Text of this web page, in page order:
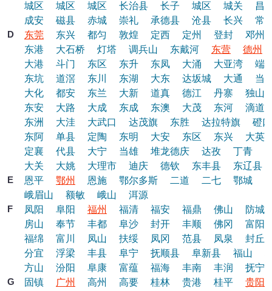
城区
城区 城区 长治县 长子 城区 城关
昌
成安
磁县 赤城 崇礼 承德县 沧县 长兴
常
D
东莞 东兴 都匀 敦煌 定西 定州 登封
邓州
东港
大石桥 灯塔 调兵山 东戴河 东营
德州
大港
斗门 东区 东升 东凤 大涌 大亚湾
端
东坑
道滘 东川 东湖 大东 达坂城 大通
当
大化
都安 东兰 大新 道真 德江 丹寨
独山
东安
大路 大成 东成 东澳 大茂 东河
滴道
东洲
大洼 大武口 达茂旗 东胜 达拉特旗
磴口
东阿
单县 定陶 东明 大安 东区 东兴
大英
定襄
代县 大宁 当雄 堆龙德庆 达孜 丁青
大关
大姚 大理市 迪庆 德钦 东丰县
东辽县
E
恩平 鄂州 恩施 鄂尔多斯 二道 二七 鄂城
峨眉山
额敏 峨山
洱源
F
凤阳 阜阳 福州 福清 福安 福鼎 佛山
防城
房山
奉节 丰都 阜沙 封开 丰顺 佛冈
富阳
福绵
富川 凤山 扶绥 凤冈 范县 凤泉
封丘
分宜
浮梁 丰县 阜宁 抚顺县 阜新县 福山
方山
汾阳 阜康 富蕴 福海 丰南 丰润
抚宁
G
固镇 广州 高州 高要 桂林 贵港 桂平
贵阳